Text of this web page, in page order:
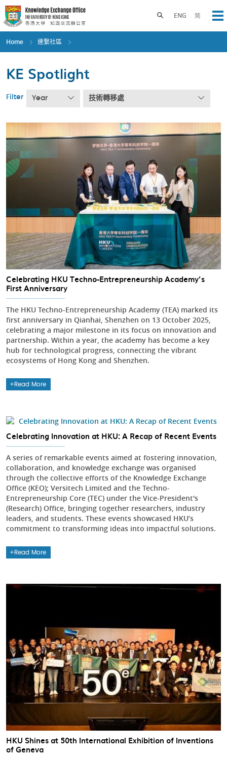
Skip
to
main
content
ENG 简
Toggle search panel
Home 連繫社區
KE Spotlight
Filter Year 技術轉移處
Celebrating HKU Techno-Entrepreneurship Academy’s
First Anniversary
The HKU Techno-Entrepreneurship Academy (TEA) marked its
first anniversary in Qianhai, Shenzhen on 13 October 2025,
celebrating a major milestone in its focus on innovation and
partnership. Within a year, the academy has become a key
hub for technological progress, connecting the vibrant
ecosystems of Hong Kong and Shenzhen.
Read More
Celebrating Innovation at HKU: A Recap of Recent Events
A series of remarkable events aimed at fostering innovation,
collaboration, and knowledge exchange was organised
through the collective efforts of the Knowledge Exchange
Office (KEO); Versitech Limited and the Techno-
Entrepreneurship Core (TEC) under the Vice-President's
(Research) Office, bringing together researchers, industry
leaders, and students. These events showcased HKU’s
commitment to transforming ideas into impactful solutions.
Read More
HKU Shines at 50th International Exhibition of Inventions
of Geneva